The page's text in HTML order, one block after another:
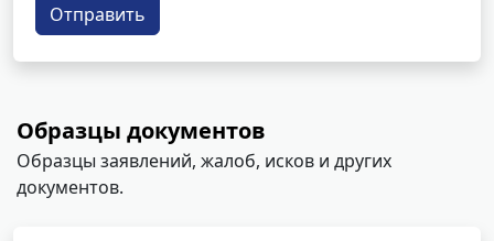
Отправить
Образцы документов
Образцы заявлений, жалоб, исков и других
документов.